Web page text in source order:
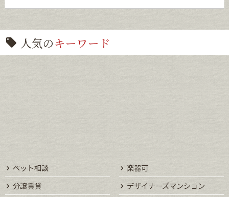
人気のキーワード
ペット相談
楽器可
分譲賃貸
デザイナーズマンション